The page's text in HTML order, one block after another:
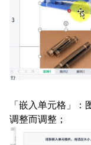
「嵌入单元格」
调整而调整；